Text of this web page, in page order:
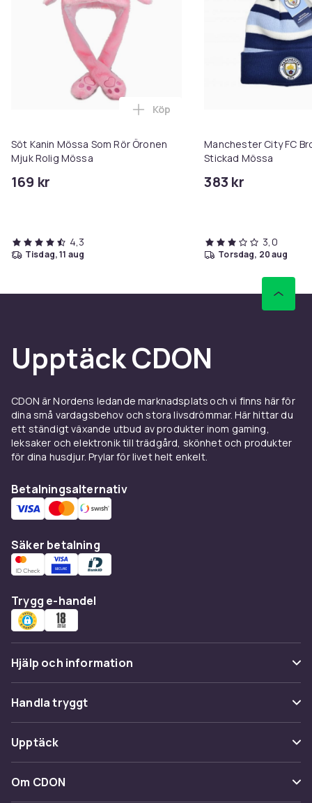
Söt Kanin Mössa Som Rör Öronen
Mjuk Rolig Mössa
169 kr
Lägg till Söt Kanin Mössa Som
Köp
4,3
tisdag, 11 aug
Manchester City FC
Stickad Mössa
383 kr
3,0
torsdag, 20 aug
Upptäck CDON
CDON är Nordens ledande marknadsplats och vi finns här för
dina små vardagsbehov och stora livsdrömmar. Här hittar du
ett ständigt växande utbud av produkter inom gaming,
leksaker och elektronik till trädgård, skönhet och produkter
för dina husdjur. Prylar för livet helt enkelt.
Betalningsalternativ
Säker betalning
Trygg e-handel
Hjälp och information
Vanliga frågor
Spåra paket
Ångra & Returnera här
Kundservice
Handla tryggt
Betalning
Leverans
Upptäck
Kategorier
Om CDON